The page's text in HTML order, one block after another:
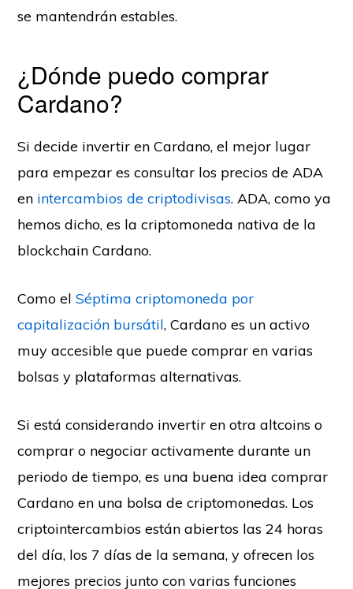
se mantendrán estables.
¿Dónde puedo comprar
Cardano?
Si decide invertir en Cardano, el mejor lugar
para empezar es consultar los precios de ADA
en intercambios de criptodivisas. ADA, como ya
hemos dicho, es la criptomoneda nativa de la
blockchain Cardano.
Como elSéptima criptomoneda por
capitalización bursátil, Cardano es un activo
muy accesible que puede comprar en varias
bolsas y plataformas alternativas.
Si está considerando invertir en otra altcoins o
comprar o negociar activamente durante un
periodo de tiempo, es una buena idea comprar
Cardano en una bolsa de criptomonedas. Los
criptointercambios están abiertos las 24 horas
del día, los 7 días de la semana, y ofrecen los
mejores precios junto con varias funciones